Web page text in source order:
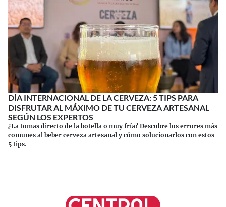
DÍA INTERNACIONAL DE LA CERVEZA: 5 TIPS PARA
DISFRUTAR AL MÁXIMO DE TU CERVEZA ARTESANAL
SEGÚN LOS EXPERTOS
¿La tomas directo de la botella o muy fría? Descubre los errores más
comunes al beber cerveza artesanal y cómo solucionarlos con estos
5 tips.